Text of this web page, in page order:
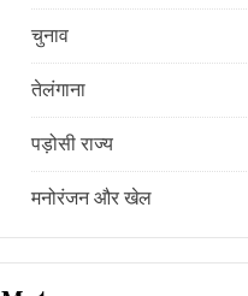
चुनाव
तेलंगाना
पड़ोसी राज्य
मनोरंजन और खेल